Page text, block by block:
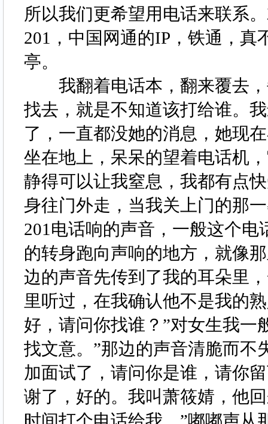
所以我们更希望用电话来联系
201，中国网通的IP，铁通，
亭。
我翻着电话本，翻来覆去，
找去，就是不知道该打给谁。
了，一直都没她的消息，她现
坐在地上，呆呆的望着电话机
静得可以让我窒息，我都有点
身往门外走，当我关上门的那
201电话响的声音，一般这个
的转身跑向声响的地方，就像
边的声音先传到了我的耳朵里
里听过，在我确认他不是我的
好，请问你找谁？”对女生我一
找文意。”那边的声音清脆而不
加面试了，请问你是谁，请你
谢了，好的。我叫萧筱婧，他